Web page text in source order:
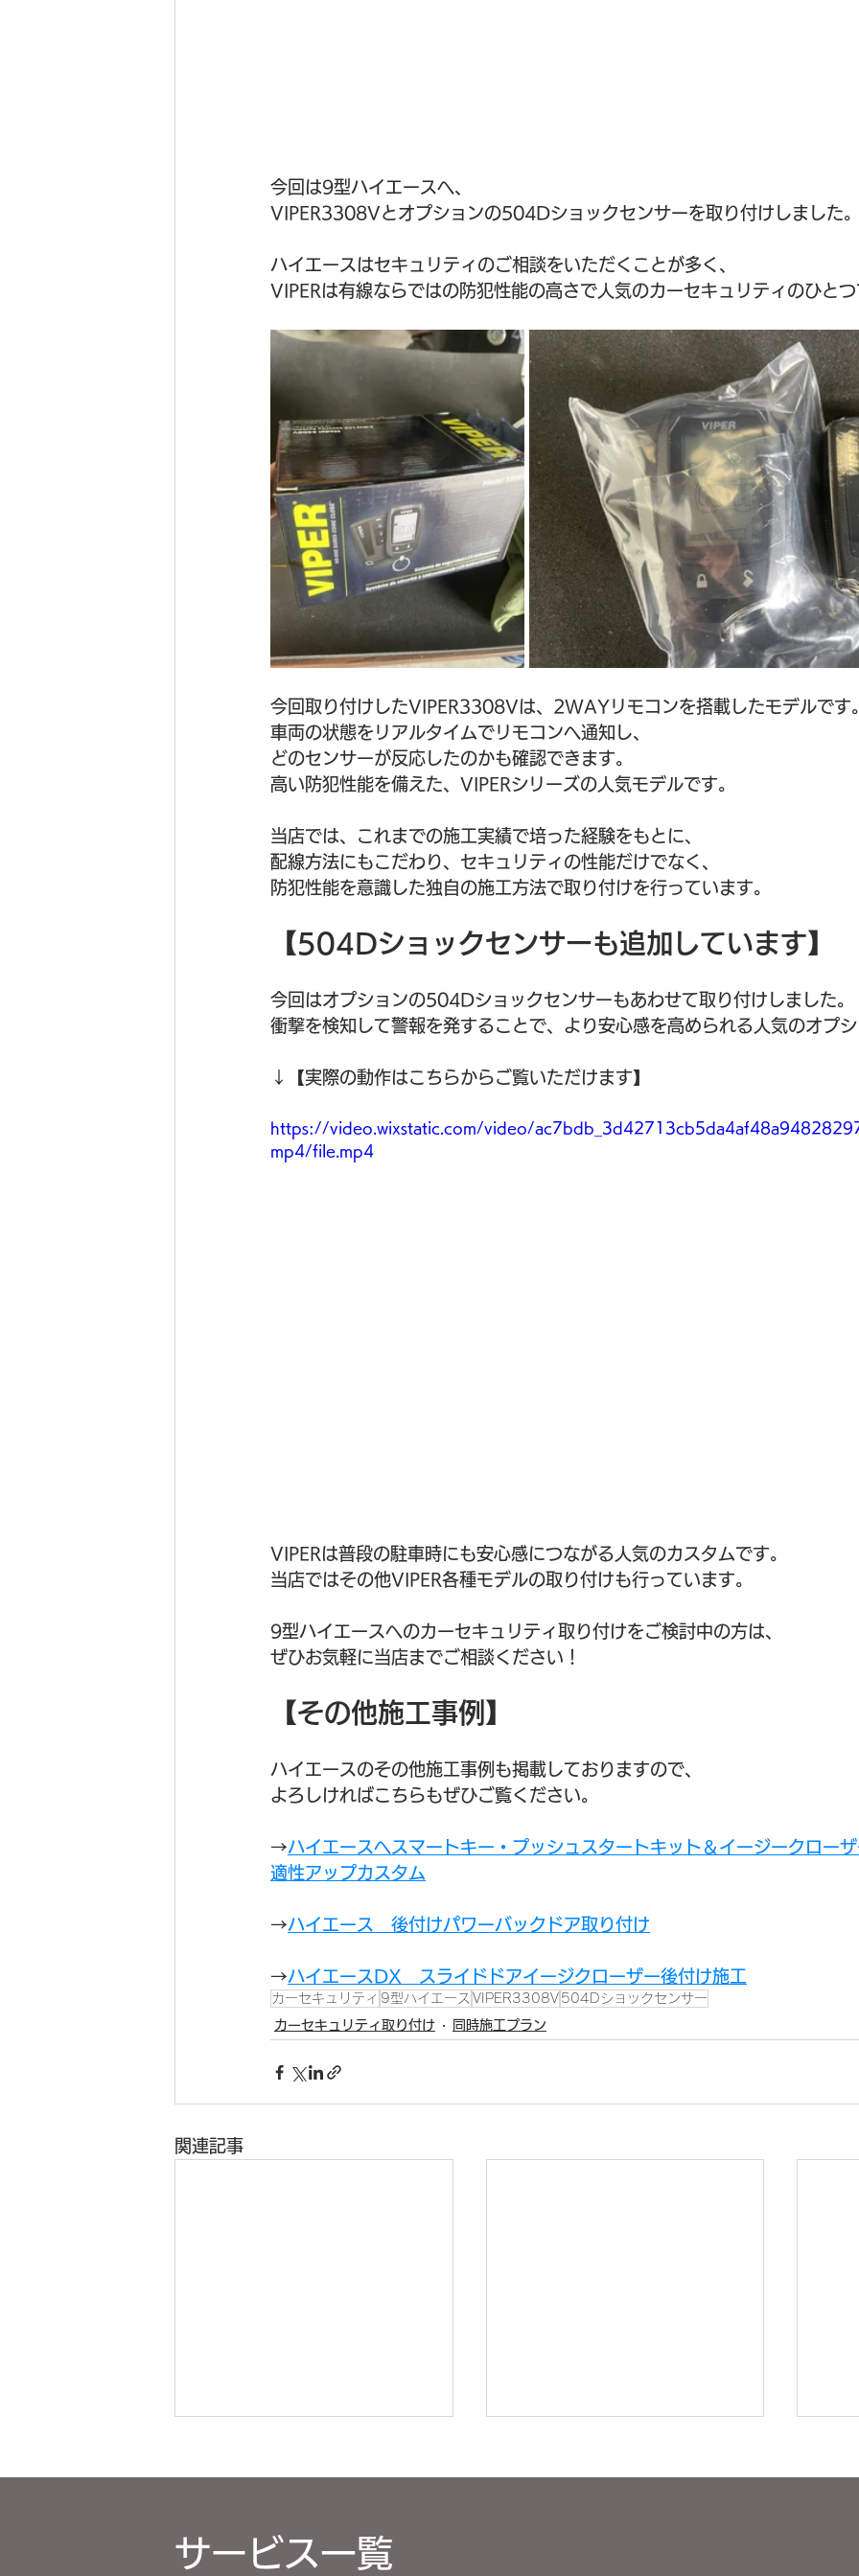
今回は9型ハイエースへ、
VIPER3308Vとオプションの504Dショックセンサーを取り付けしました
ハイエースはセキュリティのご相談をいただくことが多く、
VIPERは有線ならではの防犯性能の高さで人気のカーセキュリティのひと
今回取り付けしたVIPER3308Vは、2WAYリモコンを搭載したモデルです
車両の状態をリアルタイムでリモコンへ通知し、
どのセンサーが反応したのかも確認できます。
高い防犯性能を備えた、VIPERシリーズの人気モデルです。
当店では、これまでの施工実績で培った経験をもとに、
配線方法にもこだわり、セキュリティの性能だけでなく、
防犯性能を意識した独自の施工方法で取り付けを行っています。
【504Dショックセンサーも追加しています】
今回はオプションの504Dショックセンサーもあわせて取り付けしました。
衝撃を検知して警報を発することで、より安心感を高められる人気のオプ
↓【実際の動作はこちらからご覧いただけます】
https://video.wixstatic.com/video/
mp4/file.mp4
VIPERは普段の駐車時にも安心感につながる人気のカスタムです。
当店ではその他VIPER各種モデルの取り付けも行っています。
9型ハイエースへのカーセキュリティ取り付けをご検討中の方は、
ぜひお気軽に当店までご相談ください！
【その他施工事例】
ハイエースのその他施工事例も掲載しておりますので、
よろしければこちらもぜひご覧ください。
→ハイエースへスマートキー・プッシュスタートキット＆イージークロー
適性アップカスタム
→ハイエース　後付けパワーバックドア取り付け
→ハイエースDX　スライドドアイージクローザー後付け施工
カーセキュリティ 9型ハイエース VIPER3308V 504Dショックセンサー
カーセキュリティ取り付け
同時施工プラン
関連記事
サービス一覧